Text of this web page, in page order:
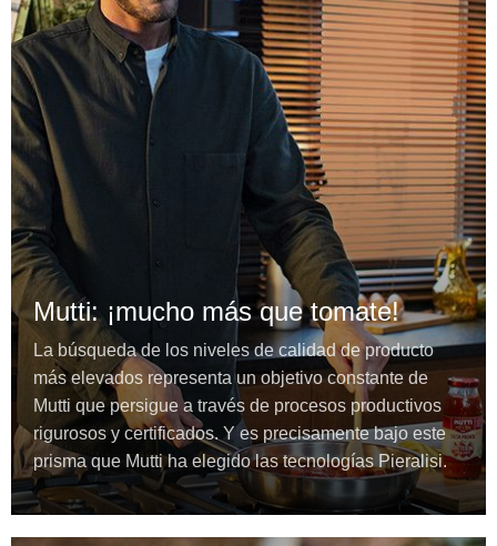
Mutti: ¡mucho más que tomate!
La búsqueda de los niveles de calidad de producto
más elevados representa un objetivo constante de
Mutti que persigue a través de procesos productivos
rigurosos y certificados. Y es precisamente bajo este
prisma que Mutti ha elegido las tecnologías Pieralisi.